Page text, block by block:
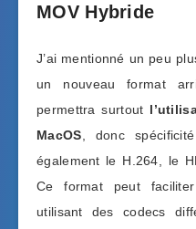
MOV Hybride
J’ai mentionné un peu
un nouveau format
permettra surtout
MacOS , donc
également le H.264, le
Ce format peut
utilisant des codecs